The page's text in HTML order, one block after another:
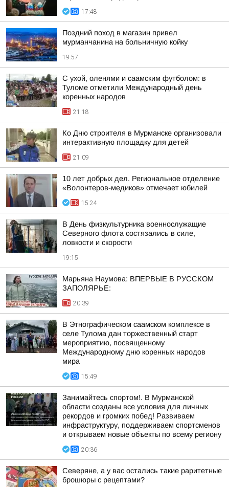
17:48
Поздний поход в магазин привел
мурманчанина на больничную койку
19:57
С ухой, оленями и саамским футболом: в
Туломе отметили Международный день
коренных народов
21:18
Ко Дню строителя в Мурманске организовали
интерактивную площадку для детей
21:09
10 лет добрых дел. Региональное отделение
«Волонтеров-медиков» отмечает юбилей
15:24
В День физкультурника военнослужащие
Северного флота состязались в силе,
ловкости и скорости
19:15
Марьяна Наумова: ВПЕРВЫЕ В РУССКОМ
ЗАПОЛЯРЬЕ:
20:39
В Этнографическом саамском комплексе в
селе Тулома дан торжественный старт
мероприятию, посвященному
Международному дню коренных народов
мира
15:49
Занимайтесь спортом!. В Мурманской
области созданы все условия для личных
рекордов и громких побед! Развиваем
инфраструктуру, поддерживаем спортсменов
и открываем новые объекты по всему региону
20:36
Северяне, а у вас остались такие раритетные
брошюры с рецептами?